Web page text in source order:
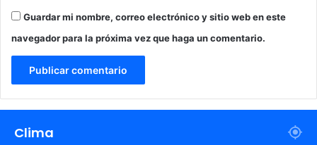
Guardar mi nombre, correo electrónico y sitio web en este
navegador para la próxima vez que haga un comentario.
Clima